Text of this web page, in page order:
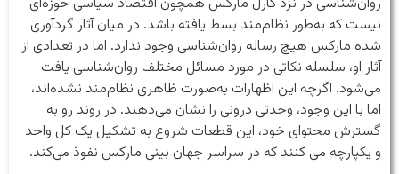
نیست که به‌طور نظام‌مند بسط یافته باشد. در میان آثار گردآوری
شده مارکس هیچ رساله روان‌شناسی وجود ندارد. اما در تعدادی از
آثار او، سلسله نکاتی در مورد مسائل مختلف روان‌شناسی یافت
می‌شود. اگرچه این اظهارات به‌صورت ظاهری نظام‌مند نشده‌اند،
اما با این وجود، وحدتی درونی را نشان می‌دهند. در روند رو به
گسترش محتوای خود، این قطعات شروع به تشکیل یک کل واحد
و یکپارچه می کنند که در سراسر جهان بینی مارکس نفوذ می‌کند.